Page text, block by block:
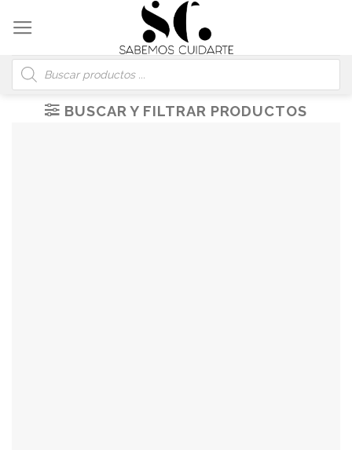
content
Búsqueda
de
productos
BUSCAR Y FILTRAR PRODUCTOS